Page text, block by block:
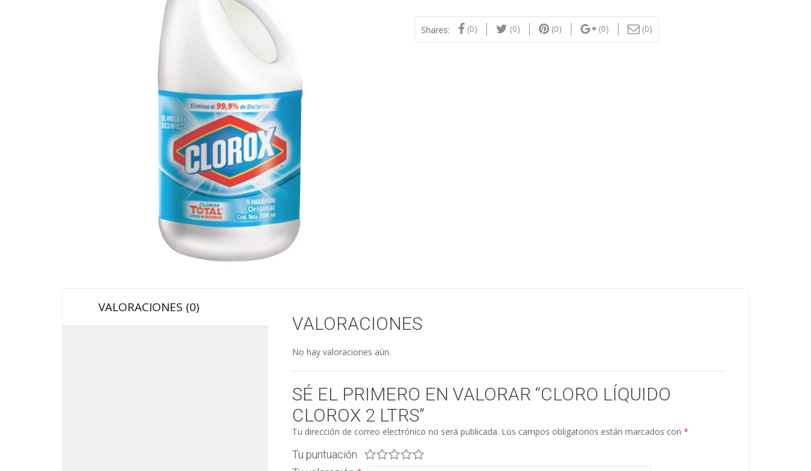
Shares: (0) (0) (0) (0) (0)
VALORACIONES (0)
VALORACIONES
No hay valoraciones aún.
SÉ EL PRIMERO EN VALORAR “CLORO LÍQUIDO
CLOROX 2 LTRS”
Tu dirección de correo electrónico no será publicada. Los campos obligatorios están marcados con*
Tu puntuación